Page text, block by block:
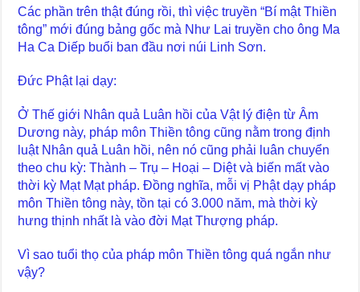
Các phần trên thật đúng rồi, thì việc truyền “Bí mật Thiền
tông” mới đúng bảng gốc mà Như Lai truyền cho ông Ma
Ha Ca Diếp buổi ban đầu nơi núi Linh Sơn.
Đức Phật lại dạy:
Ở Thế giới Nhân quả Luân hồi của Vật lý điện từ Âm
Dương này, pháp môn Thiền tông cũng nằm trong định
luật Nhân quả Luân hồi, nên nó cũng phải luân chuyển
theo chu kỳ: Thành – Trụ – Hoại – Diệt và biến mất vào
thời kỳ Mạt Mạt pháp. Đồng nghĩa, mỗi vị Phật dạy pháp
môn Thiền tông này, tồn tại có 3.000 năm, mà thời kỳ
hưng thịnh nhất là vào đời Mạt Thượng pháp.
Vì sao tuổi thọ của pháp môn Thiền tông quá ngắn như
vậy?